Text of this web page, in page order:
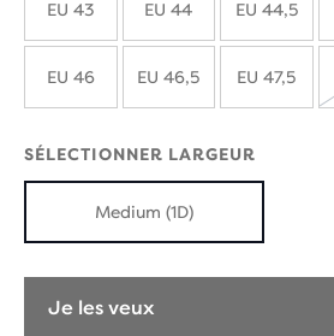
EU 43 EU 44 EU 44,5
EU 46 EU 46,5 EU 47,5
SÉLECTIONNER LARGEUR
Medium (1D)
Je les veux